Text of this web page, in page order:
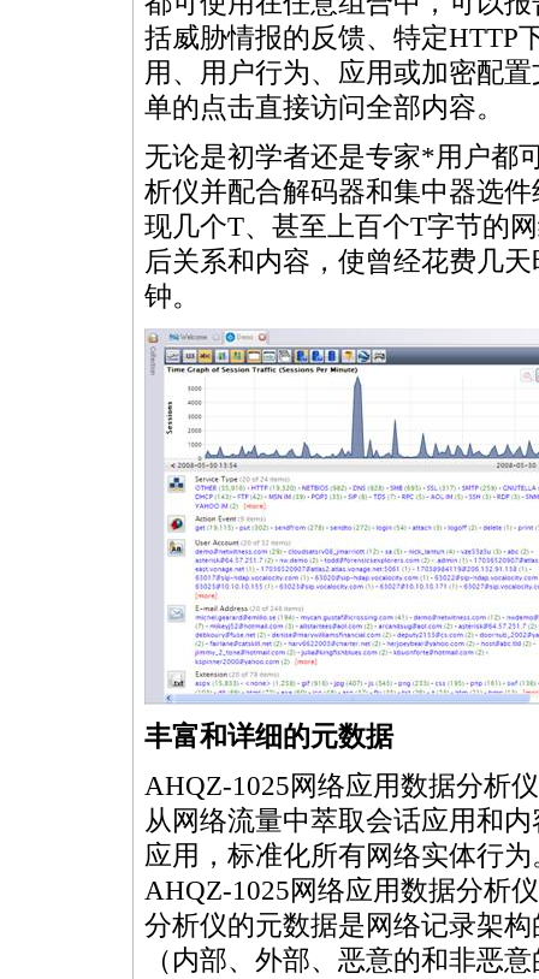
括威胁情报的反馈、特定HTTP
用、用户行为、应用或加密配
单的点击直接访问全部内容。
无论是初学者还是专家*用户都
析仪并配合解码器和集中器选
现几个T、甚至上百个T字节的
后关系和内容，使曾经花费几
钟。
丰富和详细的元数据
AHQZ-1025网络应用数据分析
从网络流量中萃取会话应用和
应用，标准化所有网络实体行
AHQZ-1025网络应用数据分析
分析仪的元数据是网络记录架
（内部、外部、恶意的和非恶